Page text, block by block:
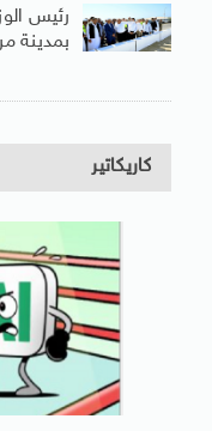
رئيس
بمدينة
كاريكاتير